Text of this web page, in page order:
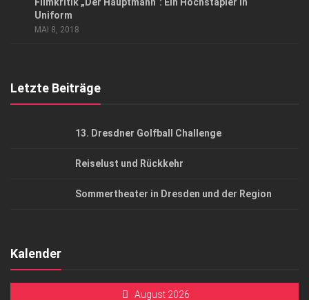
Uniform
MAI 8, 2018
Letzte Beiträge
13. Dresdner Golfball Challenge
Reiselust und Rückkehr
Sommertheater in Dresden und der Region
Kalender
August 2026